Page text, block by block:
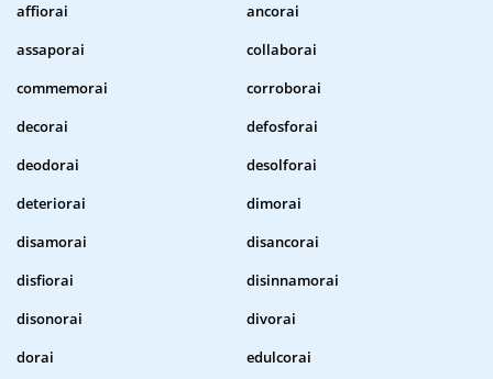
affiorai
ancorai
assaporai
collaborai
commemorai
corroborai
decorai
defosforai
deodorai
desolforai
deteriorai
dimorai
disamorai
disancorai
disfiorai
disinnamorai
disonorai
divorai
dorai
edulcorai